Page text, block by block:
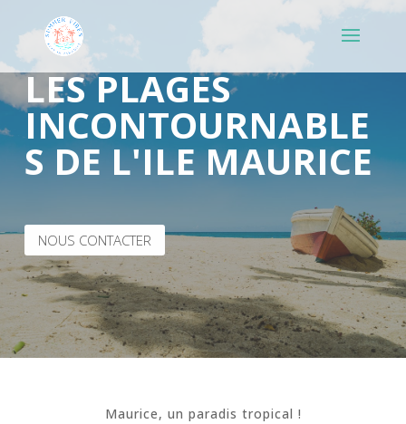
LES PLAGES
INCONTOURNABLE
S DE L'ILE MAURICE
NOUS CONTACTER
Maurice, un paradis tropical !